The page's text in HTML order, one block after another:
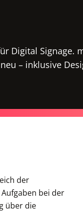
Digital Signage.
– inklusive
der
bei der
über die